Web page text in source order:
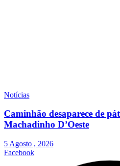
Notícias
Caminhão desaparece de
Machadinho D’Oeste
5 Agosto , 2026
Facebook